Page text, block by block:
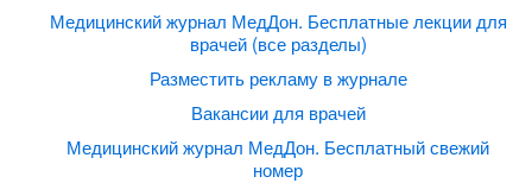
Медицинский журнал МедДон. Бесплатные лекции для
врачей (все разделы)
Разместить рекламу в журнале
Вакансии для врачей
Медицинский журнал МедДон. Бесплатный свежий
номер